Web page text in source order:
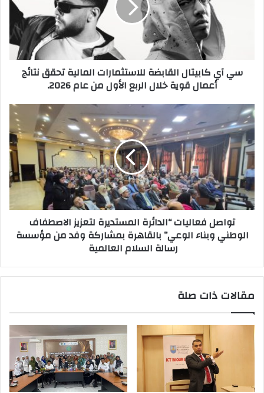
سي آي كابيتال القابضة للاستثمارات المالية تحقق نتائج
أعمال قوية خلال الربع الأول من عام 2026.
تواصل فعاليات “الدائرة المستديرة لتعزيز الاصطفاف
الوطني وبناء الوعي” بالقاهرة بمشاركة وفد من مؤسسة
رسالة السلام العالمية
مقالات ذات صلة